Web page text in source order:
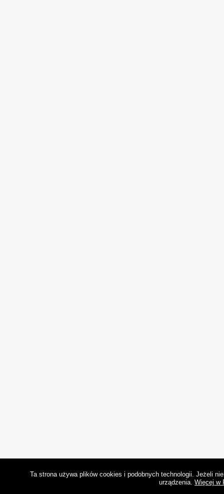
Ta strona używa plików cookies i podobnych technologii. Jeżeli
urządzenia. Więcej w